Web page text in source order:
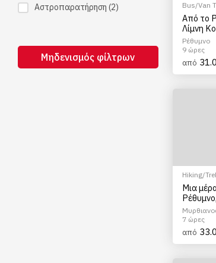
Αστροπαρατήρηση (2)
Μηδενισμός φίλτρων
Bus/Van
Από το
Λίμνη
Ρέθυμνο
9 ώρες
από
Hiking/
Αξιοθέατα
Μια
7 ώρες
από